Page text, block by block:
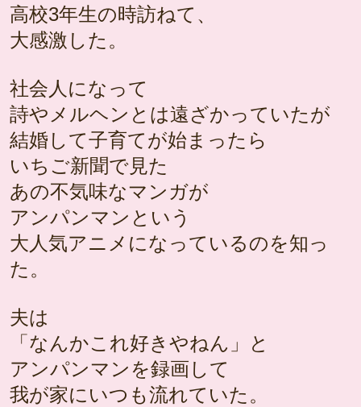
高校3年生の時訪ねて、
大感激した。
社会人になって
詩やメルヘンとは遠ざかっていたが
結婚して子育てが始まったら
いちご新聞で見た
あの不気味なマンガが
アンパンマンという
大人気アニメになっているのを知っ
た。
夫は
「なんかこれ好きやねん」と
アンパンマンを録画して
我が家にいつも流れていた。